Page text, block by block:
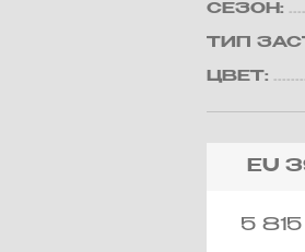
СЕЗОН:
ТИП
ЦВЕТ:
EU
5